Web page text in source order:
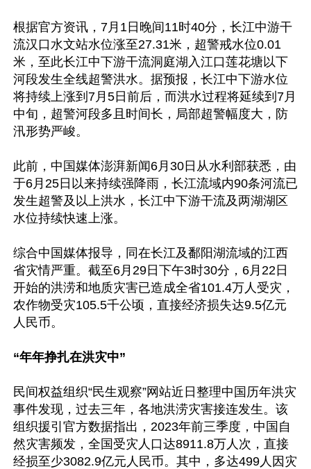
根据官方资讯，7月1日晚间11时40分，长江中游干
流汉口水文站水位涨至27.31米，超警戒水位0.01
米，至此长江中下游干流洞庭湖入江口莲花塘以下
河段发生全线超警洪水。据预报，长江中下游水位
将持续上涨到7月5日前后，而洪水过程将延续到7月
中旬，超警河段多且时间长，局部超警幅度大，防
汛形势严峻。
此前，中国媒体澎湃新闻6月30日从水利部获悉，由
于6月25日以来持续强降雨，长江流域内90条河流已
发生超警及以上洪水，长江中下游干流及两湖湖区
水位持续快速上涨。
综合中国媒体报导，同在长江及鄱阳湖流域的江西
省灾情严重。截至6月29日下午3时30分，6月22日
开始的洪涝和地质灾害已造成全省101.4万人受灾，
农作物受灾105.5千公顷，直接经济损失达9.5亿元
人民币。
“年年挣扎在洪灾中”
民间权益组织“民生观察”网站近日整理中国历年洪灾
事件发现，过去三年，各地洪涝灾害接连发生。该
组织援引官方数据指出，2023年前三季度，中国自
然灾害频发，全国受灾人口达8911.8万人次，直接
经损至少3082.9亿元人民币。其中，多达499人因灾